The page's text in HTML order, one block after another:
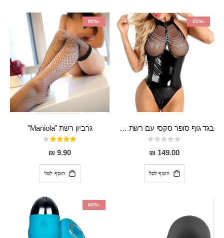
-25%
בגד גוף סופר סקסי עם רשת שקופה בחזה ושרשרות מלמעלה וריצרץ מלמטה Pan במפשעה
Rating:
0%
149.00 ₪
הוסף לסל
-80%
גרביון רשת "Maniola"
דירוג:
80%
9.90 ₪
הוסף לסל
-60%